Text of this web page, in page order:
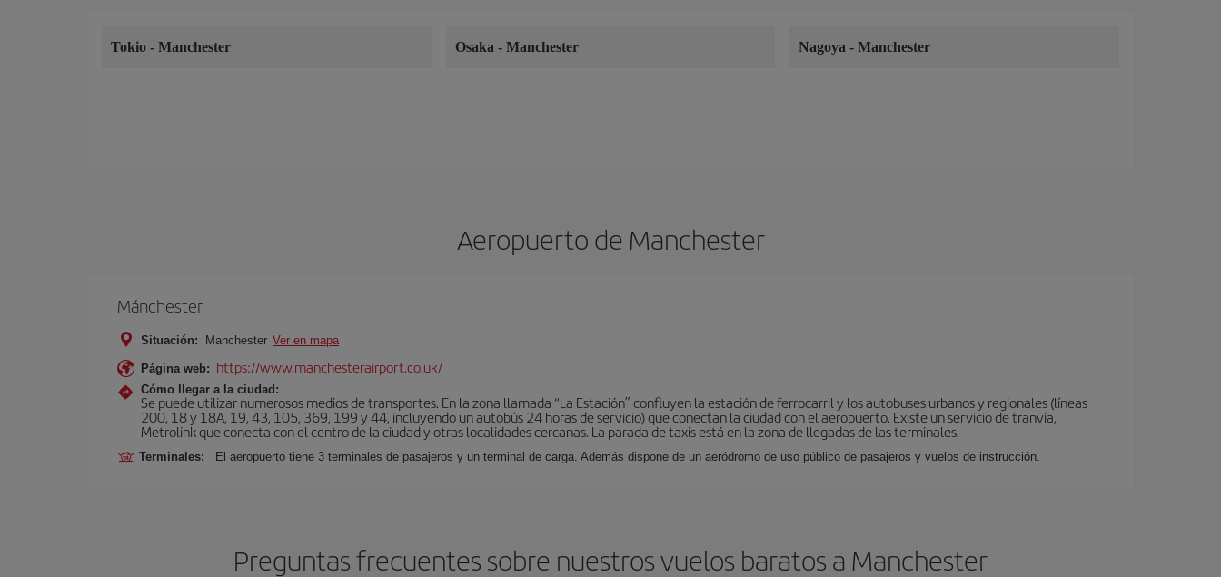
Tokio - Manchester Osaka - Manchester Nagoya-Manchester
Aeropuerto de Manchester
Mánchester
Situación: Manchester Ver en mapa
Página web: https://www.manchesterairport.co.uk/
Cómo llegar a la ciudad:
Se puede utilizar numerosos medios de transportes. En la zona llamada “La Estación” confluyen la estación de ferrocarril y los autobuses urbanos y regionales (líneas
200, 18 y 18A, 19, 43, 105, 369, 199 y 44, incluyendo un autobús 24 horas de servicio) que conectan la ciudad con el aeropuerto. Existe un servicio de tranvía,
Metrolink que conecta con el centro de la ciudad y otras localidades cercanas. La parada de taxis está en la zona de llegadas de las terminales.
Terminales: El aeropuerto tiene 3 terminales de pasajeros y un terminal de carga. Además dispone de un aeródromo de uso público de pasajeros y vuelos de instrucción.
Preguntas frecuentes sobre nuestros vuelos baratos a Manchester